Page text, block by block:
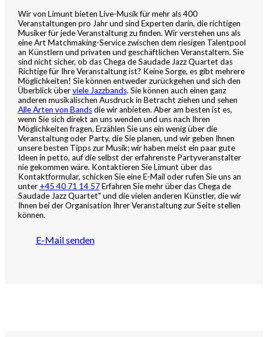
Wir von Limunt bieten Live-Musik für mehr als 400
Veranstaltungen pro Jahr und sind Experten darin, die richtigen
Musiker für jede Veranstaltung zu finden. Wir verstehen uns als
eine Art Matchmaking-Service zwischen dem riesigen Talentpool
an Künstlern und privaten und geschäftlichen Veranstaltern. Sie
sind nicht sicher, ob das Chega de Saudade Jazz Quartet das
Richtige für Ihre Veranstaltung ist? Keine Sorge, es gibt mehrere
Möglichkeiten! Sie können entweder zurückgehen und sich den
Überblick überviele Jazzbands. Sie können auch einen ganz
anderen musikalischen Ausdruck in Betracht ziehen und sehen
Alle Arten von Bandsdie wir anbieten. Aber am besten ist es,
wenn Sie sich direkt an uns wenden und uns nach Ihren
Möglichkeiten fragen. Erzählen Sie uns ein wenig über die
Veranstaltung oder Party, die Sie planen, und wir geben Ihnen
unsere besten Tipps zur Musik; wir haben meist ein paar gute
Ideen in petto, auf die selbst der erfahrenste Partyveranstalter
nie gekommen wäre. Kontaktieren Sie Limunt über das
Kontaktformular, schicken Sie eine E-Mail oder rufen Sie uns an
unter +45 40 71 14 57Erfahren Sie mehr über das Chega de
Saudade Jazz Quartet" und die vielen anderen Künstler, die wir
Ihnen bei der Organisation Ihrer Veranstaltung zur Seite stellen
können.
E-Mail senden